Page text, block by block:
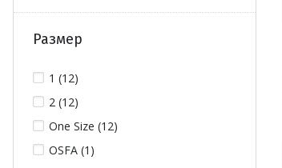
Размер
1 (12)
2 (12)
One Size (12)
OSFA (1)